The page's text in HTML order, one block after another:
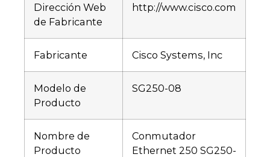
Dirección Web
de Fabricante
http://www.cisco.com
Fabricante Cisco Systems, Inc
Modelo de
Producto
SG250-08
Nombre de
Producto
Conmutador
Ethernet 250 SG250-